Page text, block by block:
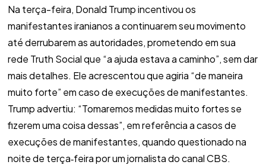
Na terça-feira, Donald Trump incentivou os
manifestantes iranianos a continuarem seu movimento
até derrubarem as autoridades, prometendo em sua
rede Truth Social que “a ajuda estava a caminho”, sem dar
mais detalhes. Ele acrescentou que agiria “de maneira
muito forte” em caso de execuções de manifestantes.
Trump advertiu: “Tomaremos medidas muito fortes se
fizerem uma coisa dessas”, em referência a casos de
execuções de manifestantes, quando questionado na
noite de terça‑feira por um jornalista do canal CBS.